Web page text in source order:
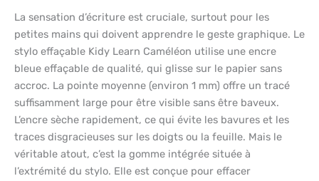
La sensation d’écriture est cruciale, surtout pour les
petites mains qui doivent apprendre le geste graphique. Le
stylo effaçable Kidy Learn Caméléon utilise une encre
bleue effaçable de qualité, qui glisse sur le papier sans
accroc. La pointe moyenne (environ 1 mm) offre un tracé
suffisamment large pour être visible sans être baveux.
L’encre sèche rapidement, ce qui évite les bavures et les
traces disgracieuses sur les doigts ou la feuille. Mais le
véritable atout, c’est la gomme intégrée située à
l’extrémité du stylo. Elle est conçue pour effacer